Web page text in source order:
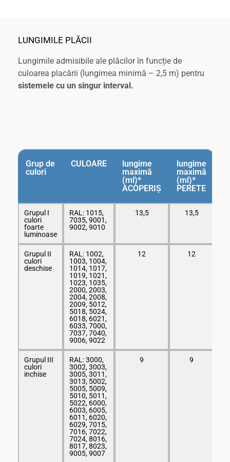
LUNGIMILE PLĂCII
Lungimile admisibile ale plăcilor în funcție de
culoarea placării (lungimea minimă – 2,5 m) pentru
sistemele cu un singur interval.
Grup de
culori
CULOARE
lungime
maximă
(ml)*
ACOPERIȘ
lungime
maximă
(ml)*
PERETE
Grupul I
culori
foarte
luminoase
RAL: 1015,
7035, 9001,
9002, 9010
13,5 13,5
Grupul II
culori
deschise
RAL: 1002,
1003, 1004,
1014, 1017,
1019, 1021,
1023, 1035,
2000, 2003,
2004, 2008,
2009, 5012,
5018, 5024,
6018, 6021,
6033, 7000,
7037, 7040,
9006, 9022
12 12
Grupul III
culori
inchise
RAL: 3000,
3002, 3003,
3005, 3011,
3013, 5002,
5005, 5009,
5010, 5011,
5022, 6000,
6003, 6005,
6011, 6020,
6029, 7015,
7016, 7022,
7024, 8016,
8017, 8023,
9005, 9007
9 9